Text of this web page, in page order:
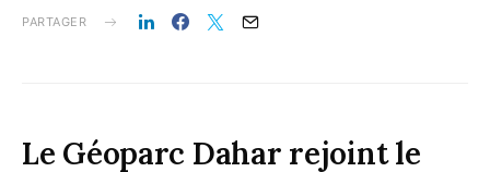
PARTAGER
Le Géoparc Dahar rejoint le